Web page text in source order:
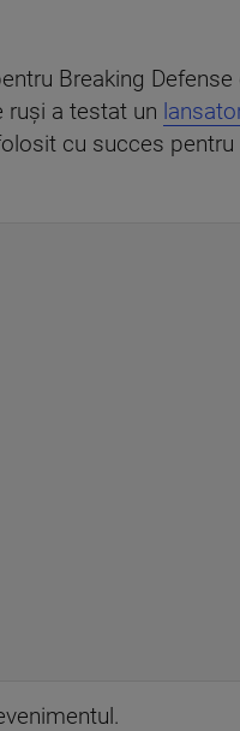
Breaking
ruși a testat un
cu succes